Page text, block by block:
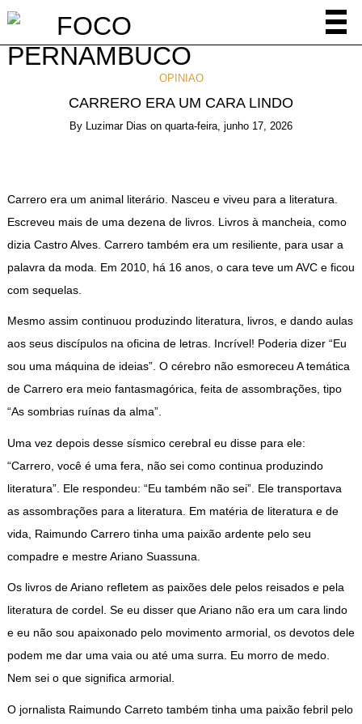
OPINIAO
CARRERO ERA UM CARA LINDO
By Luzimar Dias on quarta-feira, junho 17, 2026
Carrero era um animal literário. Nasceu e viveu para a literatura.
Escreveu mais de uma dezena de livros. Livros à mancheia, como
dizia Castro Alves. Carrero também era um resiliente, para usar a
palavra da moda. Em 2010, há 16 anos, o cara teve um AVC e ficou
com sequelas.
Mesmo assim continuou produzindo literatura, livros, e dando aulas
aos seus discípulos na oficina de letras. Incrível! Poderia dizer “Eu
sou uma máquina de ideias”. O cérebro não esmoreceu A temática
de Carrero era meio fantasmagórica, feita de assombrações, tipo
“As sombrias ruínas da alma”.
Uma vez depois desse sísmico cerebral eu disse para ele:
“Carrero, você é uma fera, não sei como continua produzindo
literatura”. Ele respondeu: “Eu também não sei”. Ele transportava
as assombrações para a literatura. Em matéria de literatura e de
vida, Raimundo Carrero tinha uma paixão ardente pelo seu
compadre e mestre Ariano Suassuna.
Os livros de Ariano refletem as paixões dele pelos reisados e pela
literatura de cordel. Se eu disser que Ariano não era um cara lindo
e eu não sou apaixonado pelo movimento armorial, os devotos dele
podem me dar uma vaia ou até uma surra. Eu morro de medo.
Nem sei o que significa armorial.
O jornalista Raimundo Carreto também tinha uma paixão febril pelo